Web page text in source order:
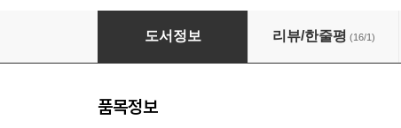
다섯 평이면 충분해
도서정보 리뷰/한줄평 (16/1)
품목정보